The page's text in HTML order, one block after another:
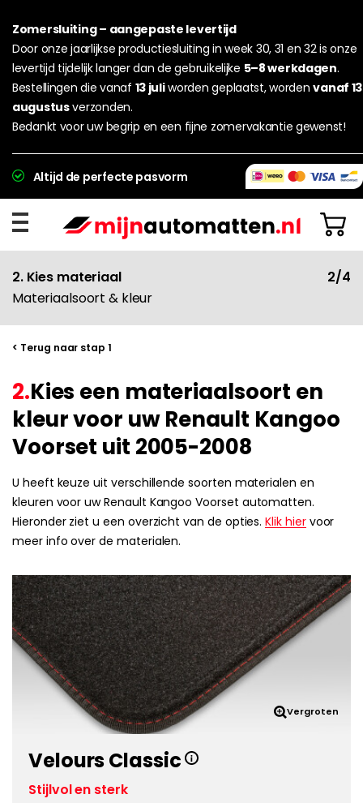
Zomersluiting – aangepaste levertijd
Door onze jaarlijkse productiesluiting in week 30, 31 en 32 is onze
levertijd tijdelijk langer dan de gebruikelijke 5–8 werkdagen.
Bestellingen die vanaf 13 juliworden geplaatst, wordenvanaf 13
augustusverzonden.
Bedankt voor uw begrip en een fijne zomervakantie gewenst!
Altijd de perfecte pasvorm
2. Kies materiaal
Materiaalsoort & kleur
2/4
< Terug naar stap 1
2.Kies een materiaalsoort en
kleur voor uw Renault Kangoo
Voorset uit 2005-2008
U heeft keuze uit verschillende soorten materialen en
kleuren voor uw Renault Kangoo Voorset automatten.
Hieronder ziet u een overzicht van de opties.Klik hiervoor
meer info over de materialen.
Vergroten
Velours Classic
Stijlvol en sterk